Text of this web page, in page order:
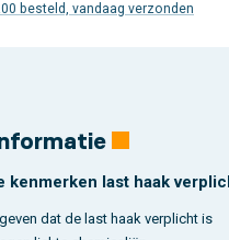
besteld, vandaag verzonden
kenmerken last haak
dat de last haak verplicht is